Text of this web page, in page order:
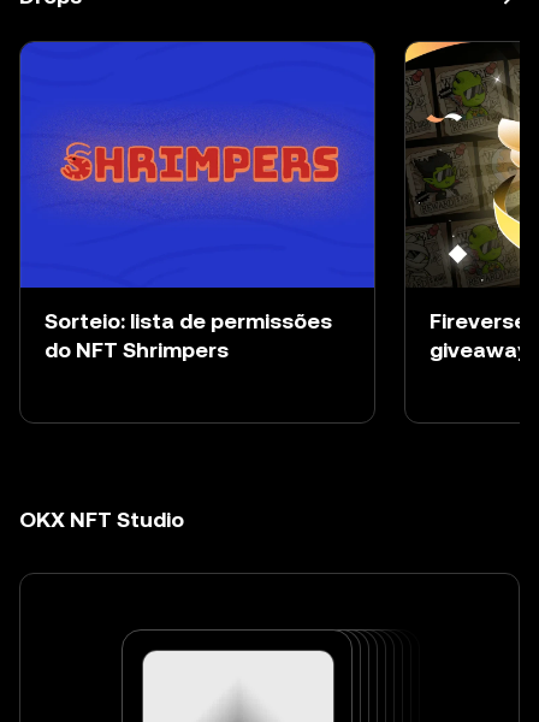
Sorteio: lista de permissões
do NFT Shrimpers
Fireverse
giveaway
OKX NFT Studio